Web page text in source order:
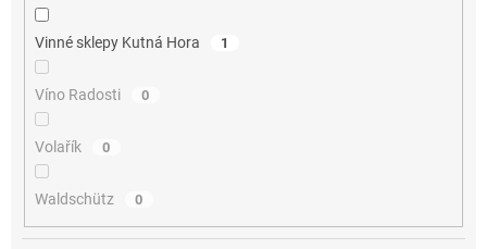
Vinné sklepy Kutná Hora 1
Víno Radosti 0
Volařík 0
Waldschütz 0